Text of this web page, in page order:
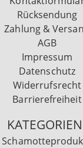
Rücksendung
Zahlung &
AGB
Impressum
Datenschutz
Widerrufsrecht
Barrierefreiheit
KATEGORIEN